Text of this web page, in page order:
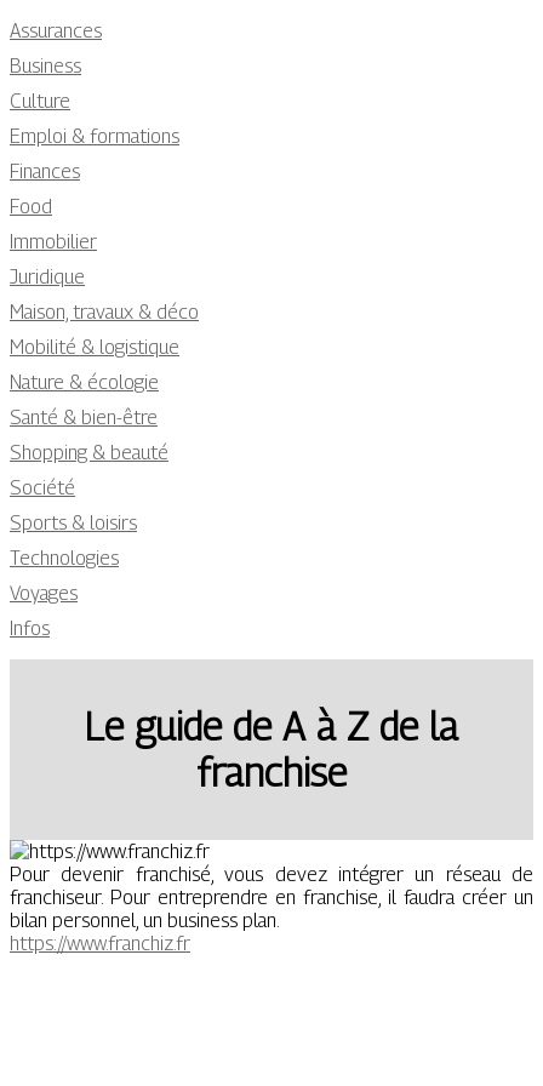
Assurances
Business
Culture
Emploi & formations
Finances
Food
Immobilier
Juridique
Maison, travaux & déco
Mobilité & logistique
Nature & écologie
Santé & bien-être
Shopping & beauté
Société
Sports & loisirs
Technologies
Voyages
Infos
Le guide de A à Z de la
franchise
Pour devenir franchisé, vous devez intégrer un réseau de
franchiseur. Pour entreprendre en franchise, il faudra créer un
bilan personnel, un business plan.
https://www.franchiz.fr